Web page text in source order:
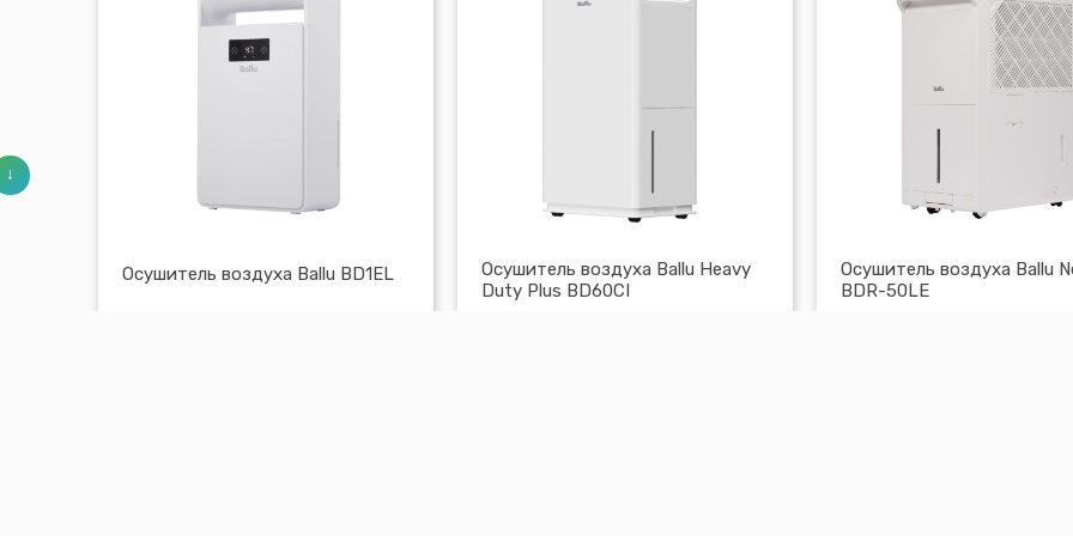
Осушитель воздуха Ballu BD1EL
Осушитель воздуха Ballu Heavy
Duty Plus BD60CI
Осушитель воздуха Ballu
BDR-50LE